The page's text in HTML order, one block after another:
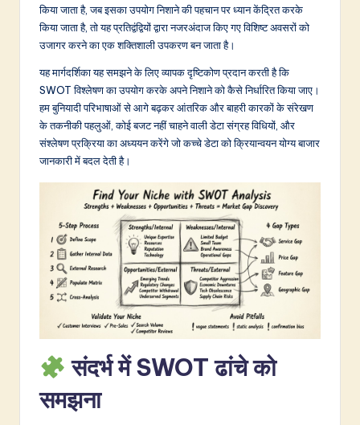
in
A
&
S
o
किया जाता है, जब इसका उपयोग निशाने की पहचान पर ध्यान केंद्रित करके
किया जाता है, तो यह प्रतिद्वंद्वियों द्वारा नजरअंदाज किए गए विशिष्ट अवसरों को
उजागर करने का एक शक्तिशाली उपकरण बन जाता है।
यह मार्गदर्शिका यह समझने के लिए व्यापक दृष्टिकोण प्रदान करती है कि
SWOT विश्लेषण का उपयोग करके अपने निशाने को कैसे निर्धारित किया जाए।
हम बुनियादी परिभाषाओं से आगे बढ़कर आंतरिक और बाहरी कारकों के संरेखण
के तकनीकी पहलुओं, कोई बजट नहीं चाहने वाली डेटा संग्रह विधियों, और
संश्लेषण प्रक्रिया का अध्ययन करेंगे जो कच्चे डेटा को क्रियान्वयन योग्य बाजार
जानकारी में बदल देती है।
संदर्भ में SWOT ढांचे को
समझना